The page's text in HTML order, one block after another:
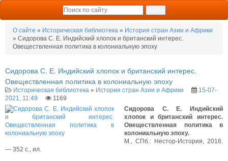
О сайте » Историческая библиотека » История стран Азии и Африки
» Сидорова С. Е. Индийский хлопок и британский интерес.
Овеществленная политика в колониальную эпоху
Сидорова С. Е. Индийский хлопок и британский интерес.
Овеществленная политика в колониальную эпоху
Историческая библиотека » История стран Азии и Африки
15-07-
2021, 11:49
1169
Сидорова С. Е. Индийский
хлопок и британский интерес.
Овеществленная политика в
колониальную эпоху.
М., СПб.: Нестор-История, 2016.
— 352 с., ил.